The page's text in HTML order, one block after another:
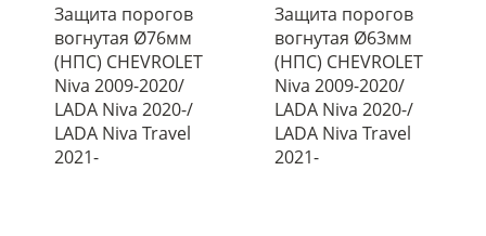
Защита порогов
вогнутая Ø76мм
(НПС) CHEVROLET
Niva 2009-2020/
LADA Niva 2020-/
LADA Niva Travel
2021-
Защита порогов
вогнутая Ø63мм
(НПС) CHEVROLET
Niva 2009-2020/
LADA Niva 2020-/
LADA Niva Travel
2021-